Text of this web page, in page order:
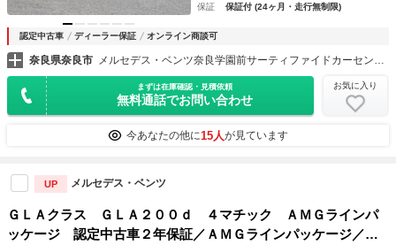
保証
保証付 (24ヶ月・走行無制限)
認定中古車 ディーラー保証 オンライン商談可
奈良県奈良市 メルセデス・ベンツ奈良学園前サーティファイドカーセンター （株）シュテルン近鉄
まずは在庫確認・見積依頼
無料通話でお問い合わせ
お気に入り
今あなたの他に15人が見ています
UP メルセデス・ベンツ
ＧＬＡクラス ＧＬＡ２００ｄ ４マチック ＡＭＧラインパ
ッケージ 認定中古車２年保証／ＡＭＧラインパッケージ／有